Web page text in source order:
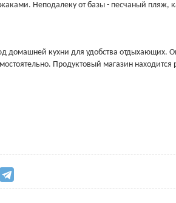
Неподалеку от базы - песчаный пляж,
домашней кухни для удобства отдыхающих.
Продуктовый магазин